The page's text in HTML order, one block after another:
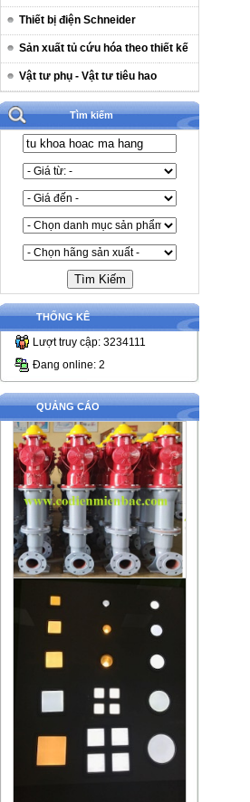
Thiết bị điện Schneider
Sản xuất tủ cứu hóa theo thiết kế
Vật tư phụ - Vật tư tiêu hao
Tìm kiếm
THỐNG KÊ
Lượt truy cập: 3234111
Đang online: 2
QUẢNG CÁO